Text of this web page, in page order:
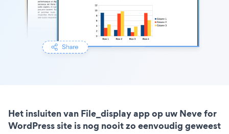
Het insluiten van File_display app op uw Neve for
WordPress site is nog nooit zo eenvoudig geweest